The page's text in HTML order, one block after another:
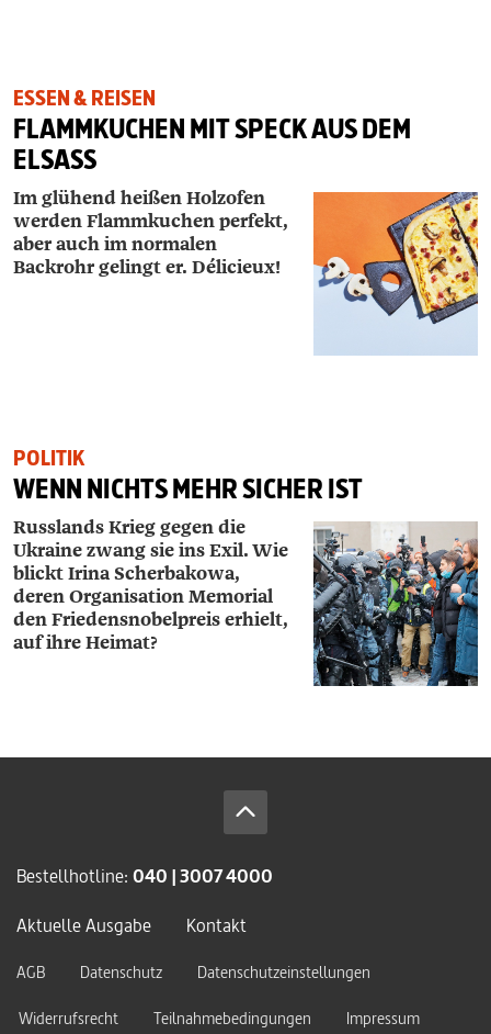
ESSEN & REISEN
FLAMMKUCHEN MIT SPECK AUS DEM
ELSASS
Im glühend heißen Holzofen
werden Flammkuchen perfekt,
aber auch im normalen
Backrohr gelingt er. Délicieux!
POLITIK
WENN NICHTS MEHR SICHER IST
Russlands Krieg gegen die
Ukraine zwang sie ins Exil.Wie
blickt Irina Scherbakowa,
deren Organisation Memorial
den Friedensnobelpreis erhielt,
auf ihre Heimat?
Bestellhotline: 040 | 3007 4000
Aktuelle Ausgabe
Kontakt
AGB Datenschutz
Datenschutzeinstellungen
Widerrufsrecht
Teilnahmebedingungen Impressum